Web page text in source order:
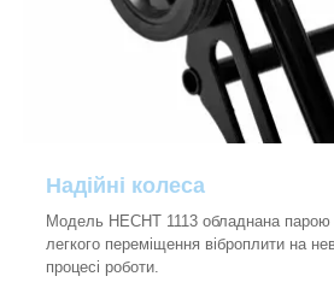
Надійні колеса
Модель HECHT 1113 обладнана парою
легкого переміщення віброплити на
процесі роботи.